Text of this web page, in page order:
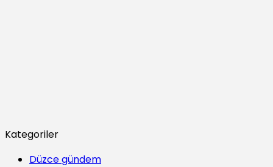
Kategoriler
Düzce gündem